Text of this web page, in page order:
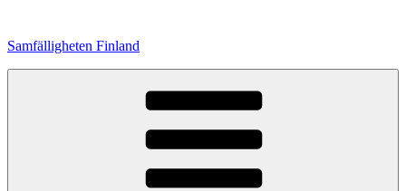
innehåll
Samfälligheten Finland